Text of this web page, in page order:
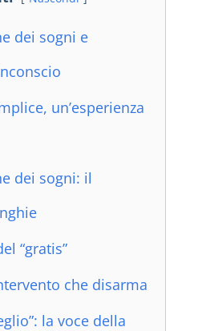
dei sogni e
un’esperienza
dei sogni: il
“gratis”
che disarma
la voce della